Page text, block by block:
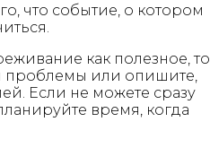
что событие, о котором
как полезное, то
проблемы или опишите,
Если не можете сразу
время, когда